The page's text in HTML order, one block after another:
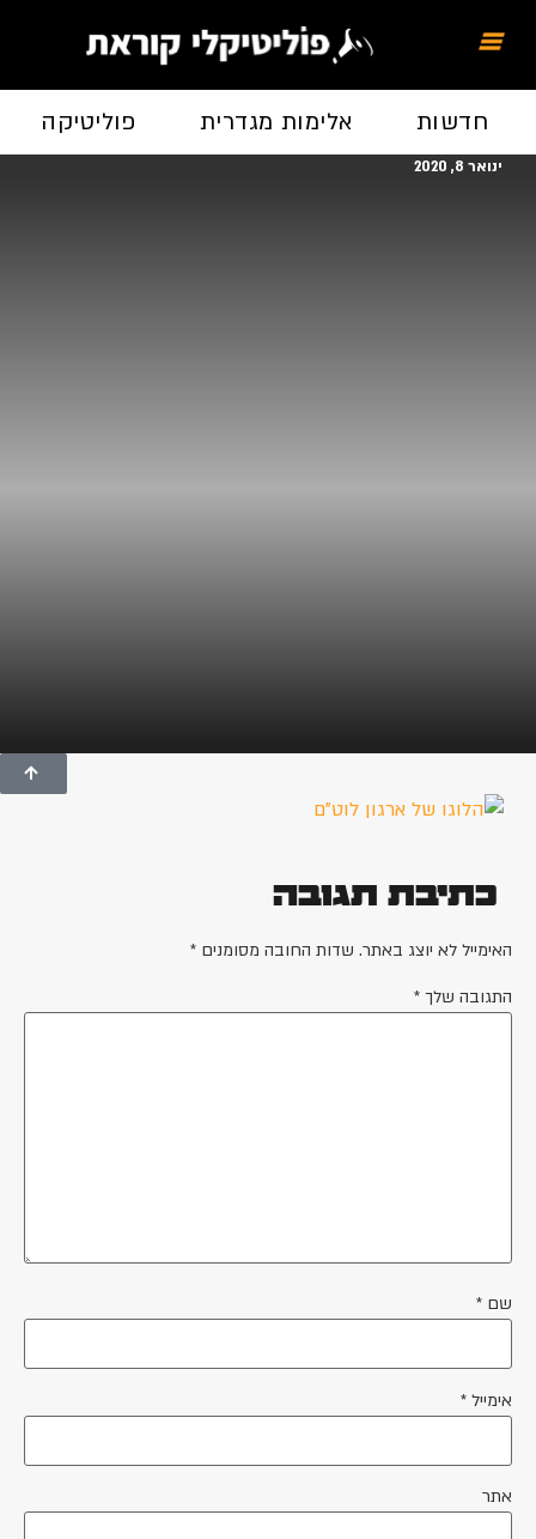
חדשות אלימות מגדרית פוליטיקה
ינואר 8, 2020
כתיבת תגובה
האימייל לא יוצג באתר. שדות החובה מסומנים *
התגובה שלך *
שם *
אימייל *
אתר